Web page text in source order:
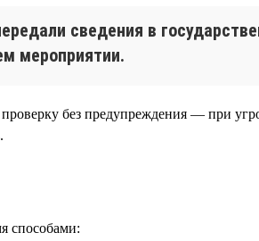
сведения в
мероприятии.
без предупреждения — при
способами: